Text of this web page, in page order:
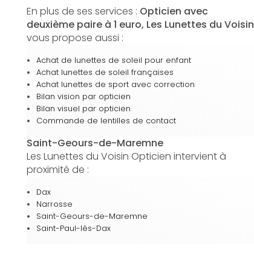
En plus de ses services : Opticien avec
deuxième paire à 1 euro, Les Lunettes du Voisin
vous propose aussi :
Achat de lunettes de soleil pour enfant
Achat lunettes de soleil françaises
Achat lunettes de sport avec correction
Bilan vision par opticien
Bilan visuel par opticien
Commande de lentilles de contact
Saint-Geours-de-Maremne
Les Lunettes du Voisin Opticien intervient à
proximité de :
Dax
Narrosse
Saint-Geours-de-Maremne
Saint-Paul-lès-Dax